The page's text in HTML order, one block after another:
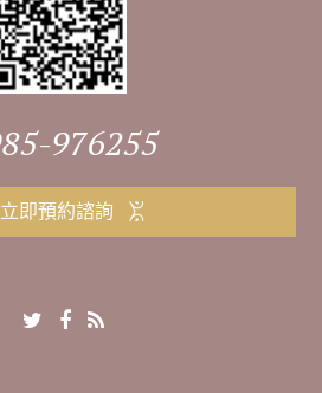
976255
立即預約諮詢